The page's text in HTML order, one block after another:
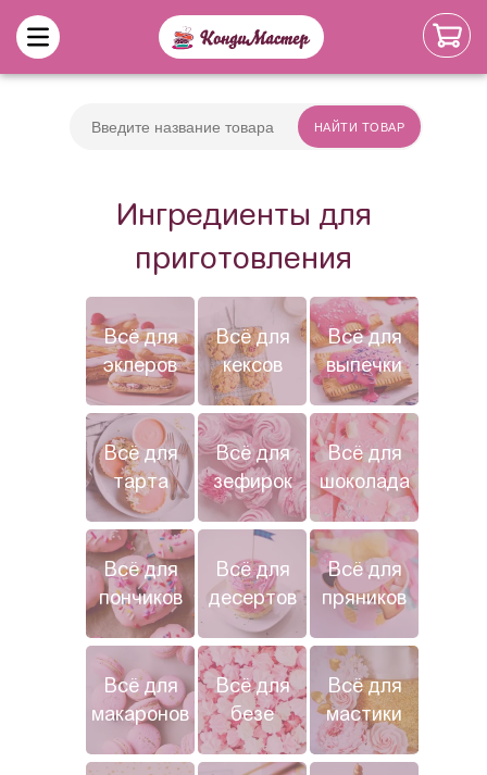
Ингредиенты для
приготовления
Всё для
эклеров
Всё для
тарта
Всё для
пончиков
Всё для
макаронов
Всё для
кексов
Всё для
зефирок
Всё для
десертов
Всё для
безе
Всё для
выпечки
Всё для
шоколада
Всё для
пряников
Всё для
мастики